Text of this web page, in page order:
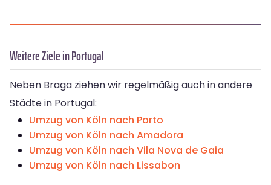
Weitere Ziele in Portugal
Neben Braga ziehen wir regelmäßig auch in andere
Städte in Portugal:
Umzug von Köln nach Porto
Umzug von Köln nach Amadora
Umzug von Köln nach Vila Nova de Gaia
Umzug von Köln nach Lissabon